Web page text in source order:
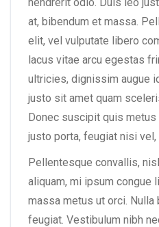
at, bibendum et massa.
elit, vel vulputate libero
lacus vitae arcu egestas
ultricies, dignissim augue
justo sit amet quam
Donec suscipit quis metus
justo porta, feugiat nisi
Pellentesque convallis,
aliquam, mi ipsum congue
massa metus ut orci. Nulla
feugiat. Vestibulum nibh